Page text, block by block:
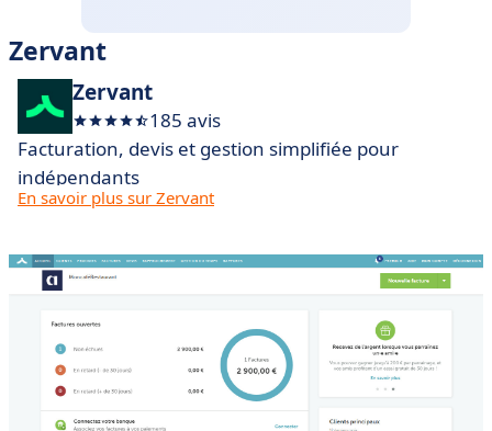
Zervant
Zervant
185 avis
Facturation, devis et gestion simplifiée pour
indépendants
En savoir plus sur Zervant